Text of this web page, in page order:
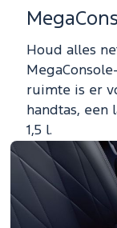
Houd alles
ruimte is er
handtas, een
1,5 l.